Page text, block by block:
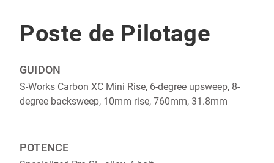
Poste de Pilotage
GUIDON
S-Works Carbon XC Mini Rise, 6-degree upsweep, 8-
degree backsweep, 10mm rise, 760mm, 31.8mm
POTENCE